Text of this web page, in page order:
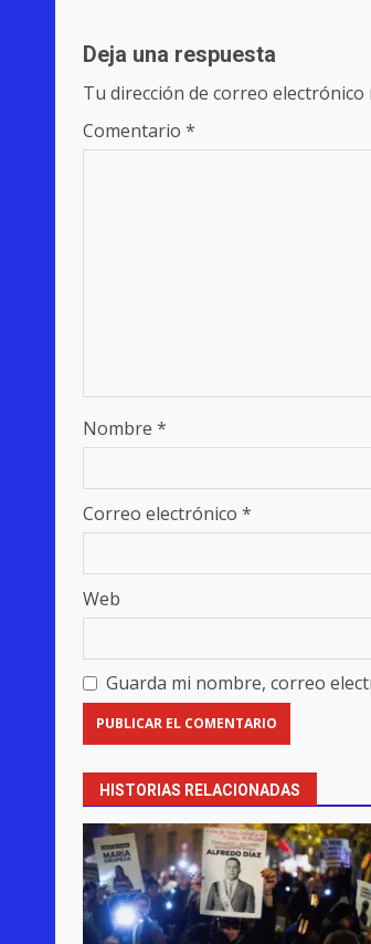
Deja una respuesta
Tu dirección de correo electrónico
Comentario *
Nombre *
Correo electrónico *
Web
Guarda mi nombre, correo
HISTORIAS RELACIONADAS